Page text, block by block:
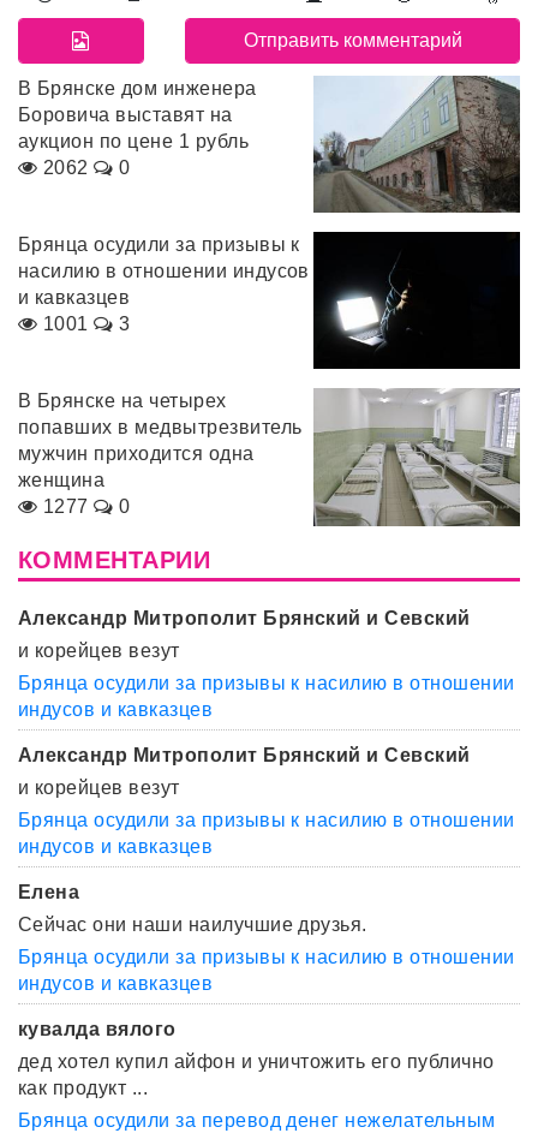
В Брянске дом инженера
Боровича выставят на
аукцион по цене 1 рубль
2062
0
Брянца осудили за призывы к
насилию в отношении индусов
и кавказцев
1001
3
В Брянске на четырех
попавших в медвытрезвитель
мужчин приходится одна
женщина
1277
0
КОММЕНТАРИИ
Александр Митрополит Брянский и Севский
и корейцев везут
Брянца осудили за призывы к насилию в отношении
индусов и кавказцев
Александр Митрополит Брянский и Севский
и корейцев везут
Брянца осудили за призывы к насилию в отношении
индусов и кавказцев
Елена
Сейчас они наши наилучшие друзья.
Брянца осудили за призывы к насилию в отношении
индусов и кавказцев
кувалда вялого
дед хотел купил айфон и уничтожить его публично
как продукт ...
Брянца осудили за перевод денег нежелательным